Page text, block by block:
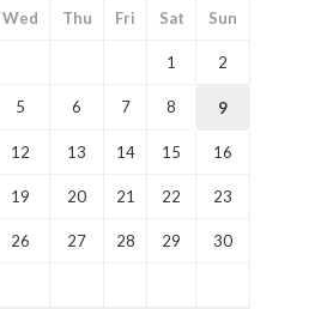
Wed Thu Fri Sat Sun
1 2
5 6 7 8 9
12 13 14 15 16
19 20 21 22 23
26 27 28 29 30